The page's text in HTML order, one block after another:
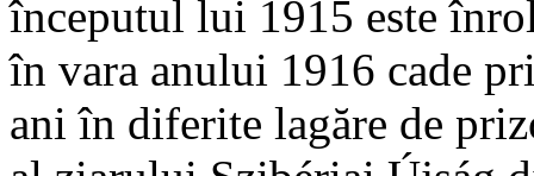
începutul lui 1915 este
în vara anului 1916 cade
ani în diferite lagăre de